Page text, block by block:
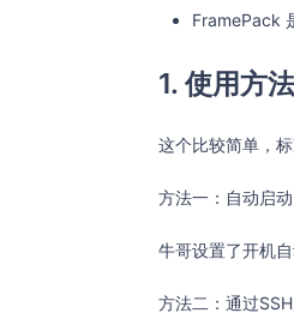
FramePack
1. 使用方法
这个比较简单，
方法一：自动启动
牛哥设置了开机
方法二：通过